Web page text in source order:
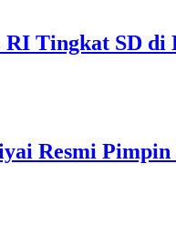
RI Tingkat SD di
Resmi Pimpin